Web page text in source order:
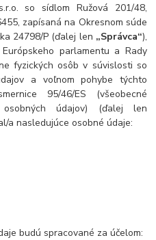
so sídlom Ružová 201/48,
zapísaná na Okresnom súde
24798/P (ďalej len „Správca“),
parlamentu a Rady
fyzických osôb v súvislosti so
a voľnom pohybe týchto
95/46/ES (všeobecné
údajov) (ďalej len
a nasledujúce osobné údaje:
budú spracované za účelom: